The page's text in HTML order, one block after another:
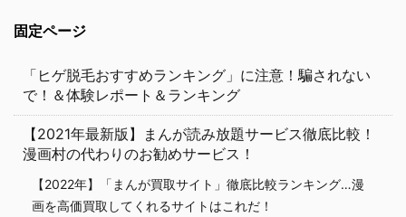
固定ページ
「ヒゲ脱毛おすすめランキング」に注意！騙されない
で！＆体験レポート＆ランキング
【2021年最新版】まんが読み放題サービス徹底比較！
漫画村の代わりのお勧めサービス！
【2022年】「まんが買取サイト」徹底比較ランキング…漫
画を高価買取してくれるサイトはこれだ！